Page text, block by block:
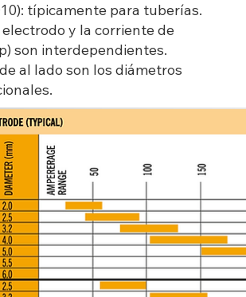
típicamente para tuberías.
y la corriente de
son interdependientes.
al lado son los diámetros